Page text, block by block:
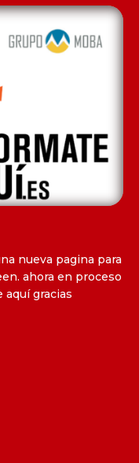
nueva pagina para
ahora en proceso
gracias